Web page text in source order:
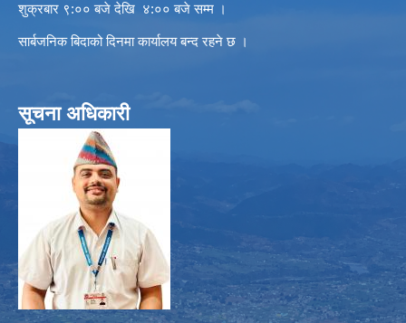
शुक्रबार ९:०० बजे देखि ४:०० बजे सम्म ।
सार्बजनिक बिदाको दिनमा कार्यालय बन्द रहने छ ।
सूचना अधिकारी